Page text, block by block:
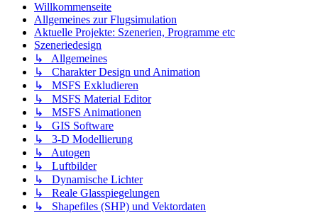
Willkommenseite
Allgemeines zur Flugsimulation
Aktuelle Projekte: Szenerien, Programme etc
Szeneriedesign
↳ Allgemeines
↳ Charakter Design und Animation
↳ MSFS Exkludieren
↳ MSFS Material Editor
↳ MSFS Animationen
↳ GIS Software
↳ 3-D Modellierung
↳ Autogen
↳ Luftbilder
↳ Dynamische Lichter
↳ Reale Glasspiegelungen
↳ Shapefiles (SHP) und Vektordaten